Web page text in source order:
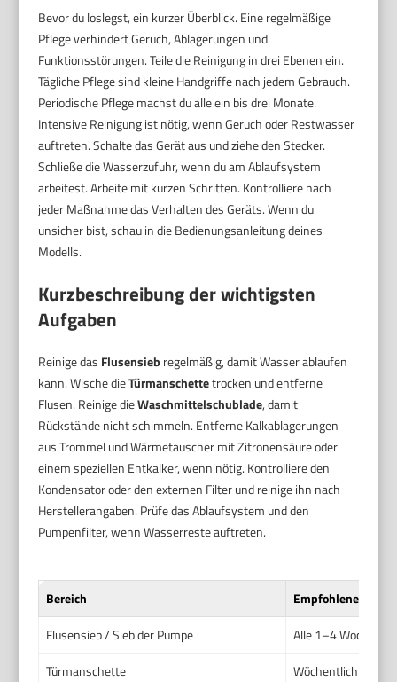
Bevor du loslegst, ein kurzer Überblick. Eine regelmäßige
Pflege verhindert Geruch, Ablagerungen und
Funktionsstörungen. Teile die Reinigung in drei Ebenen ein.
Tägliche Pflege sind kleine Handgriffe nach jedem Gebrauch.
Periodische Pflege machst du alle ein bis drei Monate.
Intensive Reinigung ist nötig, wenn Geruch oder Restwasser
auftreten. Schalte das Gerät aus und ziehe den Stecker.
Schließe die Wasserzufuhr, wenn du am Ablaufsystem
arbeitest. Arbeite mit kurzen Schritten. Kontrolliere nach
jeder Maßnahme das Verhalten des Geräts. Wenn du
unsicher bist, schau in die Bedienungsanleitung deines
Modells.
Kurzbeschreibung der wichtigsten
Aufgaben
Reinige das Flusensieb regelmäßig, damit Wasser ablaufen
kann. Wische dieTürmanschettetrocken und entferne
Flusen. Reinige dieWaschmittelschublade, damit
Rückstände nicht schimmeln. Entferne Kalkablagerungen
aus Trommel und Wärmetauscher mit Zitronensäure oder
einem speziellen Entkalker, wenn nötig. Kontrolliere den
Kondensator oder den externen Filter und reinige ihn nach
Herstellerangaben. Prüfe das Ablaufsystem und den
Pumpenfilter, wenn Wasserreste auftreten.
Bereich
Empfohlene
Flusensieb / Sieb der Pumpe
Alle 1–4 Wochen;
Türmanschette
Wöchentlich bei